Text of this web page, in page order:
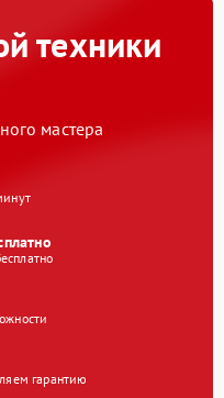
техники
мастера
гарантию